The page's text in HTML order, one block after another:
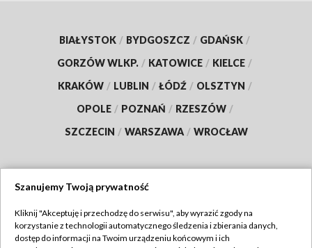
BIAŁYSTOK / BYDGOSZCZ / GDAŃSK /
GORZÓW WLKP. / KATOWICE / KIELCE /
KRAKÓW / LUBLIN / ŁÓDŹ / OLSZTYN /
OPOLE / POZNAŃ / RZESZÓW /
SZCZECIN / WARSZAWA / WROCŁAW
TVP
Szanujemy Twoją prywatność
Kliknij "Akceptuję i przechodzę do serwisu", aby wyrazić zgody na
korzystanie z technologii automatycznego śledzenia i zbierania danych,
dostęp do informacji na Twoim urządzeniu końcowym i ich